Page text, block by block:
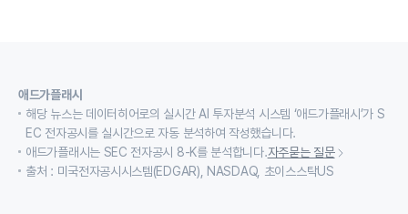
애드가플래시
해당 뉴스는 데이터히어로의 실시간 AI 투자분석 시스템 ‘애드가플래시’가 S
EC 전자공시를 실시간으로 자동 분석하여 작성했습니다.
애드가플래시는 SEC 전자공시 8-K를 분석합니다.자주묻는 질문
출처 : 미국전자공시시스템(EDGAR), NASDAQ, 초이스스탁US